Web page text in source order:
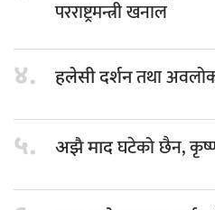
परराष्ट्रमन्त्री खनाल
४. हलेसी दर्शनतथा
५. अझै मादघटेको छैन,